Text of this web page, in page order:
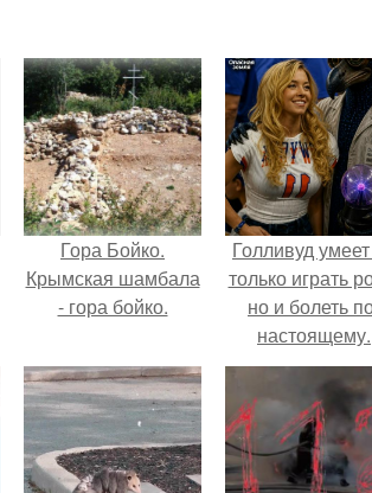
Гора Бойко.
Крымская шамбала
- гора бойко.
Голливуд
только играть
но и болеть
настоящему.